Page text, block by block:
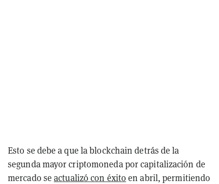
Esto se debe a que la blockchain detrás de la
segunda mayor criptomoneda por capitalización de
mercado seactualizó con éxito en abril, permitiendo